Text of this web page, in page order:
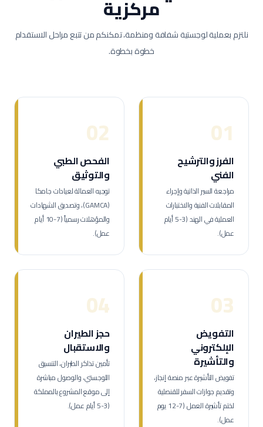
مركزية
نلتزم بعملية لوجستية شفافة ومنظمة، تمكنكم من تتبع مراحل الاستقدام
خطوة بخطوة.
01
الفرز والترشيح
الفني
مراجعة السير الذاتية وإجراء
المقابلات الفنية والاختبارات
العملية في الهند (3-5 أيام
عمل).
02
الفحص الطبي
والتوثيق
توجيه العمالة لعيادات جامكا
(GAMCA)، وتصديق الشهادات
والمؤهلات رسمياً (7-10 أيام
عمل).
03
التفويض
الإلكتروني
والتأشيرة
تفويض التأشيرة عبر منصة إنجاز،
وتقديم جوازات السفر للقنصلية
لختم تأشيرة العمل (7-12 يوم
عمل).
04
حجز الطيران
والاستقبال
تأمين تذاكر الطيران، التنسيق
اللوجستي، والوصول مباشرة
إلى موقع المشروع بالمملكة
(3-5 أيام عمل).